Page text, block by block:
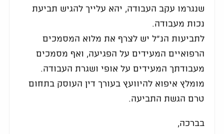
שנגרמו עקב העבודה, יהא עלייך להגיש תביעת
נכות מעבודה.
לתביעות הנ"ל יש לצרף את מלוא המסמכים
הרפואיים המעידים על הפגיעה, ואף מסמכים
מעבודתך המעידים על אופי ושגרת העבודה.
מומלץ איפוא להיוועץ בעורך דין העוסק בתחום
טרם הגשת התביעה.
בברכה,